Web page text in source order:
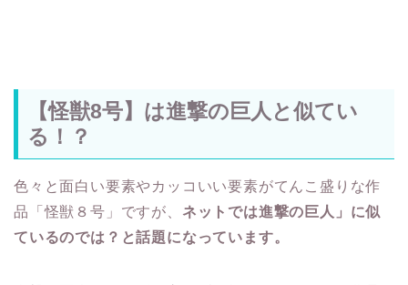
【怪獣8号】は進撃の巨人と似てい
る！？
色々と面白い要素やカッコいい要素がてんこ盛りな作
品「怪獣８号」ですが、 ネットでは進撃の巨人」に似
ているのでは？と話題になっています。